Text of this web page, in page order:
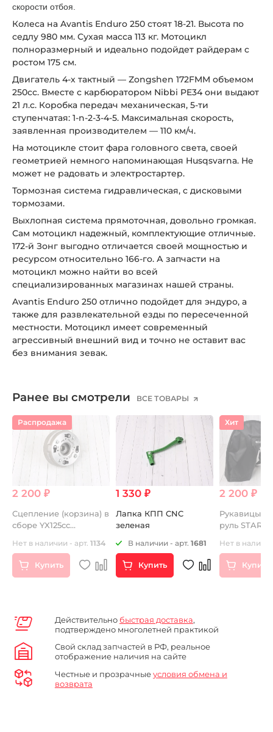
скорости отбоя.
Колеса на Avantis Enduro 250 стоят 18-21. Высота по
седлу 980 мм. Сухая масса 113 кг. Мотоцикл
полноразмерный и идеально подойдет райдерам с
ростом 175 см.
Двигатель 4-х тактный — Zongshen 172FMM объемом
250сс. Вместе с карбюратором Nibbi PE34 они выдают
21 л.с. Коробка передач механическая, 5-ти
ступенчатая: 1-n-2-3-4-5. Максимальная скорость,
заявленная производителем — 110 км/ч.
На мотоцикле стоит фара головного света, своей
геометрией немного напоминающая Husqsvarna. Не
может не радовать и электростартер.
Тормозная система гидравлическая, с дисковыми
тормозами.
Выхлопная система прямоточная, довольно громкая.
Сам мотоцикл надежный, комплектующие отличные.
172-й Зонг выгодно отличается своей мощностью и
ресурсом относительно 166-го. А запчасти на
мотоцикл можно найти во всей
специализированных магазинах нашей страны.
Avantis Enduro 250 отлично подойдет для эндуро, а
также для развлекательной езды по пересеченной
местности. Мотоцикл имеет современный
агрессивный внешний вид и точно не оставит вас
без внимания зевак.
Ранее вы смотрели ВСЕ ТОВАРЫ
Распродажа
2 200 ₽
Сцепление (корзина) в
сборе YX125cc
Нет в наличии - арт. 1134
Купить
1 330 ₽
Лапка КПП CNC
зеленая
В наличии - арт. 1681
Купить
Хит
2 200 ₽
Рукавицы
руль
Нет в
Купить
Действительно быстрая доставка,
подтверждено многолетней практикой
Свой склад запчастей в РФ, реальное
отображение наличия на сайте
Честные и прозрачныеусловия обмена и
возврата